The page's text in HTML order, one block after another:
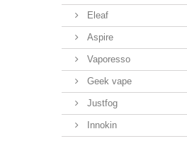
Eleaf
Aspire
Vaporesso
Geek vape
Justfog
Innokin